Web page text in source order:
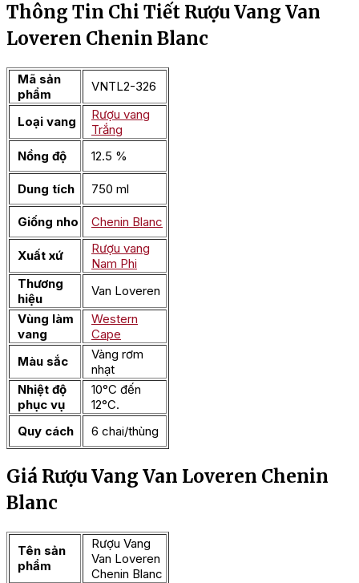
Thông Tin Chi Tiết Rượu Vang Van
Loveren Chenin Blanc
Mã sản
phẩm
VNTL2-326
Loại vang
Rượu vang
Trắng
Nồng độ
12.5 %
Dung tích 750 ml
Giống nho Chenin Blanc
Xuất xứ
Rượu vang
Nam Phi
Thương
hiệu
Van Loveren
Vùng làm
vang
Western
Cape
Màu sắc
Vàng rơm
nhạt
Nhiệt độ
phục vụ
10°C đến
12°C.
Quy cách
6 chai/thùng
Giá Rượu Vang Van Loveren Chenin
Blanc
Tên sản
phẩm
Rượu Vang
Van Loveren
Chenin Blanc